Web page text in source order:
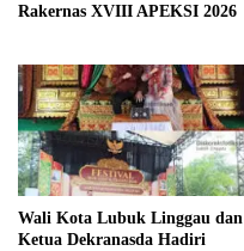
Rakernas XVIII APEKSI 2026
Wali Kota Lubuk Linggau dan
Ketua Dekranasda Hadiri